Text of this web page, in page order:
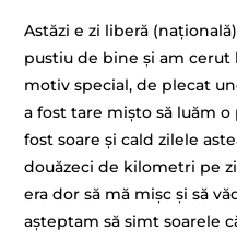
Astăzi e zi liberă
pustiu de bine și am cerut
motiv special, de plecat
a fost tare mișto să luăm o
fost soare și cald zilele
douăzeci de kilometri pe
era dor să mă mișc și să
așteptam să simt soarele